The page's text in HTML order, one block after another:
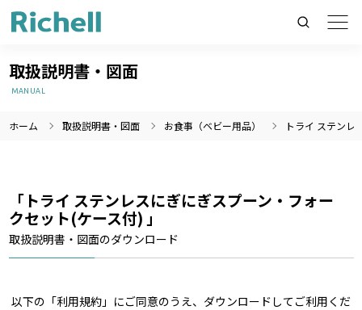
製品情報のみを検索
取扱説明書・図面
MANUAL
ホーム 取扱説明書・図面 お食事（ベビー用品） トライ ステンレ
「トライ ステンレスにぎにぎスプーン・フォー
クセット(ケース付) 」
取扱説明書・図面のダウンロード
以下の「利用規約」にご同意のうえ、ダウンロードしてご利用くだ